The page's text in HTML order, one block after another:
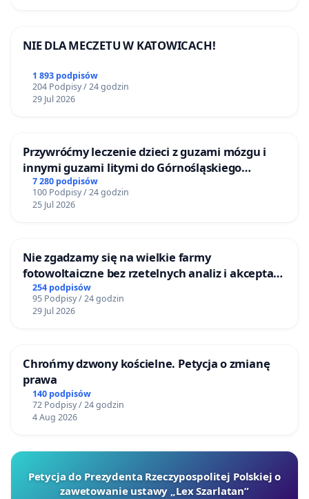
NIE DLA MECZETU W KATOWICACH!
1 893 podpisów
204 Podpisy / 24 godzin
29 Jul 2026
Przywróćmy leczenie dzieci z guzami mózgu i
innymi guzami litymi do Górnośląskiego
Centrum Zdrowia Dziecka w Katowicach
7 280 podpisów
100 Podpisy / 24 godzin
25 Jul 2026
Nie zgadzamy się na wielkie farmy
fotowoltaiczne bez rzetelnych analiz i akceptacji
mieszkańców
254 podpisów
95 Podpisy / 24 godzin
29 Jul 2026
Chrońmy dzwony kościelne. Petycja o zmianę
prawa
140 podpisów
72 Podpisy / 24 godzin
4 Aug 2026
Petycja do Prezydenta Rzeczypospolitej Polskiej o
zawetowanie ustawy „Lex Szarlatan”